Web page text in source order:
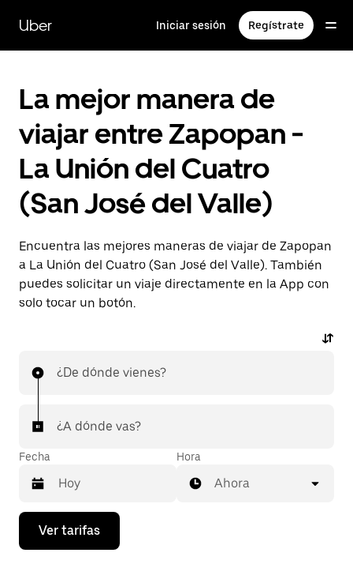
contenido
principal
Uber Iniciar sesión Regístrate
La mejor manera de
viajar entre Zapopan -
La Unión del Cuatro
(San José del Valle)
Encuentra las mejores maneras de viajar de Zapopan
a La Unión del Cuatro (San José del Valle). También
puedes solicitar un viaje directamente en la App con
solo tocar un botón.
¿De dónde vienes?
¿A dónde vas?
Fecha
Presiona
flecha
Hora
Ahora
Ver tarifas